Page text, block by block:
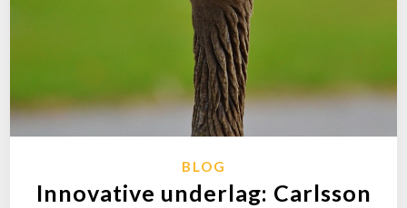
BLOG
Innovative underlag: Carlsson